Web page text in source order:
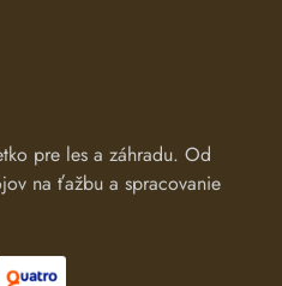
pre les a záhradu. Od
na ťažbu a spracovanie